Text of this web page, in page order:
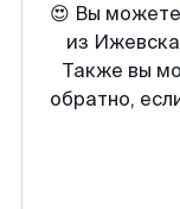
😍 Вы
из
Также вы
обратно,